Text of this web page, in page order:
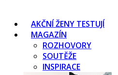
AKČNÍ ŽENY TESTUJÍ
MAGAZÍN
ROZHOVORY
SOUTĚŽE
INSPIRACE